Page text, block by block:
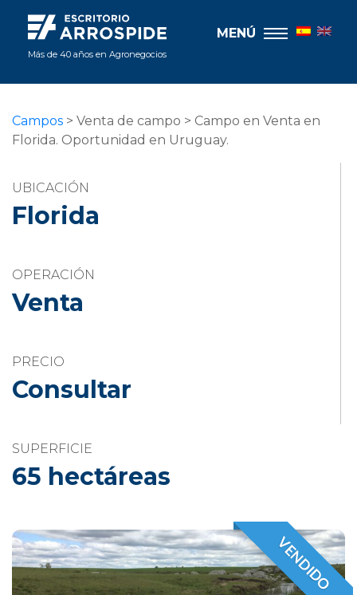
Más de 40 años en Agronegocios
MENÚ
Campos > Venta de campo > Campo en Venta en
Florida. Oportunidad en Uruguay.
UBICACIÓN
Florida
OPERACIÓN
Venta
PRECIO
Consultar
SUPERFICIE
65 hectáreas
VENDIDO
VENDIDO